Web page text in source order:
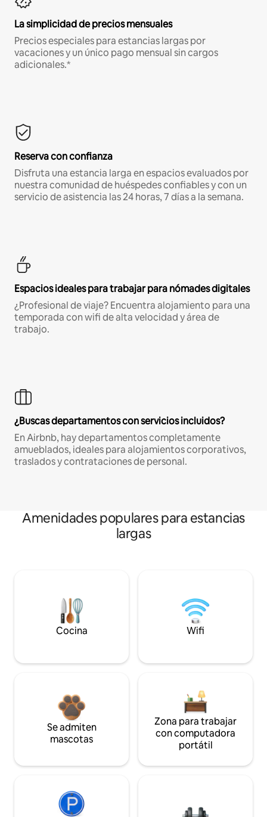
La simplicidad de precios mensuales
Precios especiales para estancias largas por
vacaciones y un único pago mensual sin cargos
adicionales.*
Reserva con confianza
Disfruta una estancia larga en espacios evaluados por
nuestra comunidad de huéspedes confiables y con un
servicio de asistencia las 24 horas, 7 días a la semana.
Espacios ideales para trabajar para nómades digitales
¿Profesional de viaje? Encuentra alojamiento para una
temporada con wifi de alta velocidad y área de
trabajo.
¿Buscas departamentos con servicios incluidos?
En Airbnb, hay departamentos completamente
amueblados, ideales para alojamientos corporativos,
traslados y contrataciones de personal.
Amenidades populares para estancias
largas
Cocina Wifi
Se admiten
mascotas
Zona para trabajar
con computadora
portátil